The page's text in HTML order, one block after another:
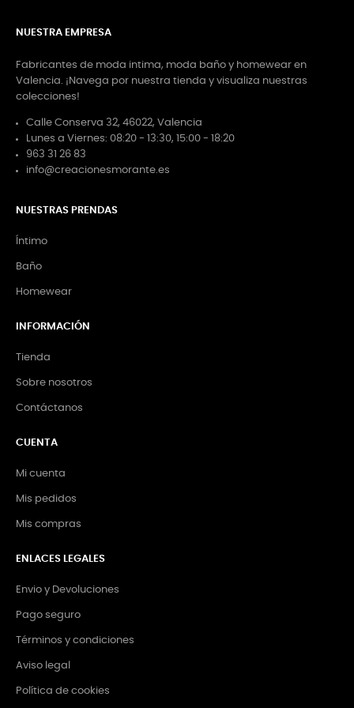
NUESTRA EMPRESA
Fabricantes de moda intima, moda baño y homewear en
Valencia. ¡Navega por nuestra tienda y visualiza nuestras
colecciones!
Calle Conserva 32, 46022, Valencia
Lunes a Viernes: 08:20 - 13:30, 15:00 - 18:20
963 31 26 83
info@creacionesmorante.es
NUESTRAS PRENDAS
Íntimo
Baño
Homewear
INFORMACIÓN
Tienda
Sobre nosotros
Contáctanos
CUENTA
Mi cuenta
Mis pedidos
Mis compras
ENLACES LEGALES
Envio y Devoluciones
Pago seguro
Términos y condiciones
Aviso legal
Política de cookies